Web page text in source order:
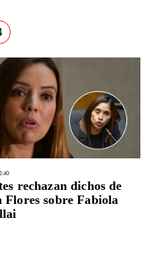
rechazan dichos de
Flores sobre Fabiola